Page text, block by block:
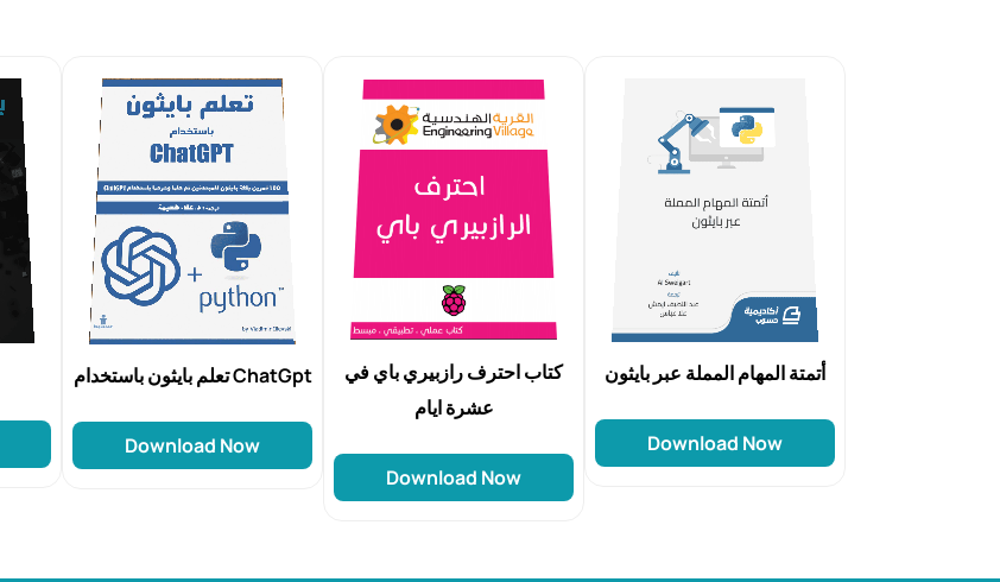
تعلم بايثون باستخدام ChatGpt
Download Now
كتاب احترف رازبيري باي في
عشرة ايام
Download Now
أتمتة المهام المملة عبر بايثون
Download Now